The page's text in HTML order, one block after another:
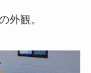
外観。